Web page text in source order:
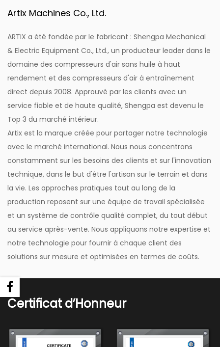
Artix Machines Co., Ltd.
ARTIX a été fondée par le fabricant : Shengpa Mechanical
& Electric Equipment Co., Ltd., un producteur leader dans le
domaine des compresseurs d'air sans huile à haut
rendement et des compresseurs d'air à entraînement
direct depuis 2008. Approuvé par les clients avec un
service fiable et de haute qualité, Shengpa est devenu le
Top 3 du marché intérieur.
Artix est la marque créée pour partager notre technologie
avec le marché international. Nous nous concentrons
constamment sur les besoins des clients et sur l'innovation
technique, dans le but d'être l'artisan sur le terrain et dans
la vie. Les approches pratiques tout au long de la
production reposent sur une équipe de travail spécialisée
et un système de contrôle qualité complet, du tout début
au service après-vente. Nous appliquons notre expertise et
notre technologie pour fournir à chaque client des
solutions sur mesure et optimisées en termes de coûts.
Certificat d’Honneur